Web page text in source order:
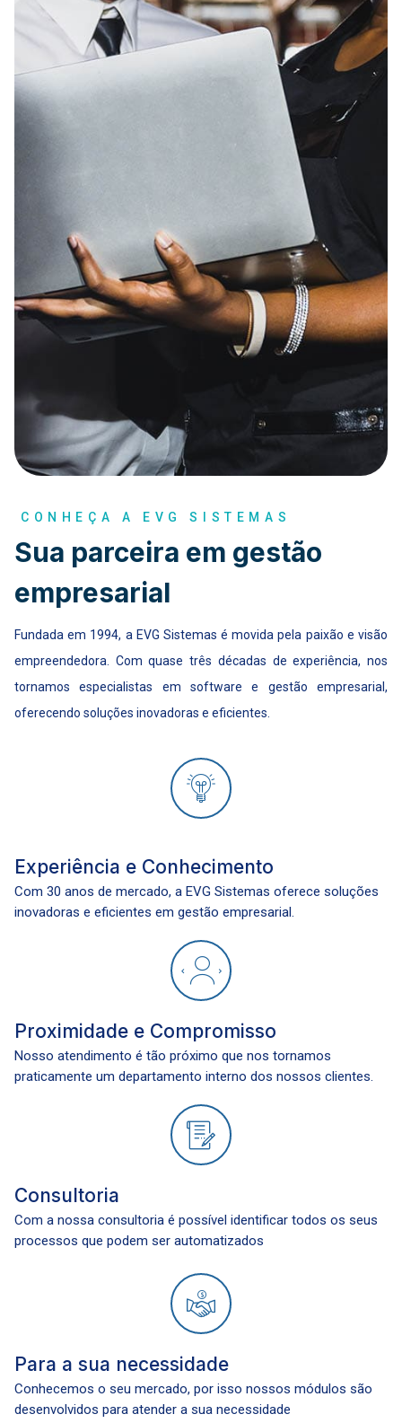
CONHEÇA A EVG SISTEMAS
Sua parceira em gestão
empresarial
Fundada em 1994, a EVG Sistemas é movida pela paixão e visão
empreendedora. Com quase três décadas de experiência, nos
tornamos especialistas em software e gestão empresarial,
oferecendo soluções inovadoras e eficientes.
Experiência e Conhecimento
Com 30 anos de mercado, a EVG Sistemas oferece soluções
inovadoras e eficientes em gestão empresarial.
Proximidade e Compromisso
Nosso atendimento é tão próximo que nos tornamos
praticamente um departamento interno dos nossos clientes.
Consultoria
Com a nossa consultoria é possível identificar todos os seus
processos que podem ser automatizados
Para a sua necessidade
Conhecemos o seu mercado, por isso nossos módulos são
desenvolvidos para atender a sua necessidade